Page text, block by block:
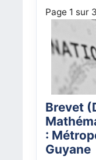
Page 1 sur 3
Brevet
:
Guyane